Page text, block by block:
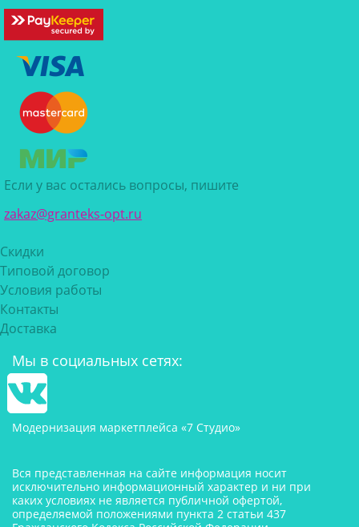
Если у вас остались вопросы, пишите
zakaz@granteks-opt.ru
Скидки
Типовой договор
Условия работы
Контакты
Доставка
Мы в социальных сетях:
Модернизация маркетплейса «7 Студио»
Вся представленная на сайте информация носит
исключительно информационный характер и ни при
каких условиях не является публичной офертой,
определяемой положениями пункта 2 статьи 437